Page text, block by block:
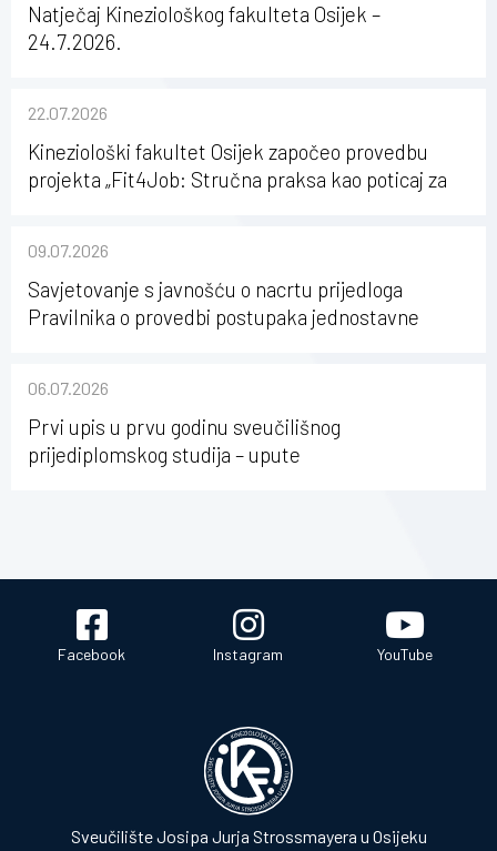
Natječaj Kineziološkog fakulteta Osijek –
24.7.2026.
22.07.2026
Kineziološki fakultet Osijek započeo provedbu
projekta „Fit4Job: Stručna praksa kao poticaj za
09.07.2026
Savjetovanje s javnošću o nacrtu prijedloga
Pravilnika o provedbi postupaka jednostavne
Osijeku
06.07.2026
Prvi upis u prvu godinu sveučilišnog
prijediplomskog studija – upute
Facebook Instagram YouTube
Sveučilište Josipa Jurja Strossmayera u Osijeku